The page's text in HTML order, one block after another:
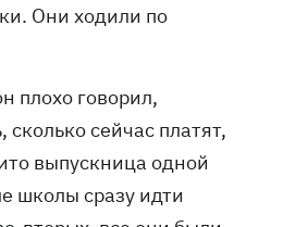
Они ходили по
плохо говорил,
сейчас платят,
выпускница одной
школы сразу идти